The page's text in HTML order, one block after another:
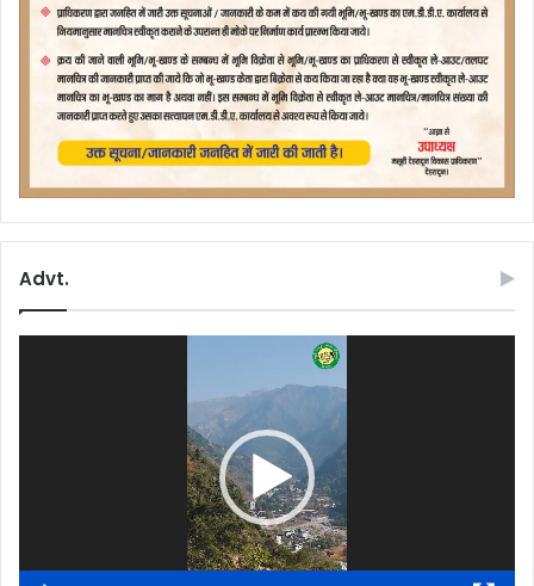
Advt.